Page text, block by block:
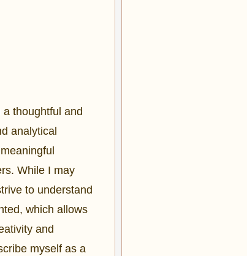
thoughtful and
analytical
While I may
to understand
which allows
and
myself as a